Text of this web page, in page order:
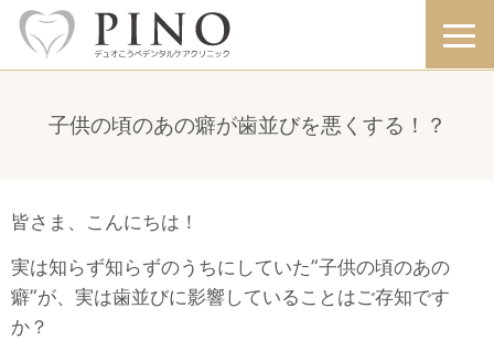
子供の頃のあの癖が歯並びを悪くする！？
皆さま、こんにちは！
実は知らず知らずのうちにしていた”子供の頃のあの
癖”が、実は歯並びに影響していることはご存知です
か？